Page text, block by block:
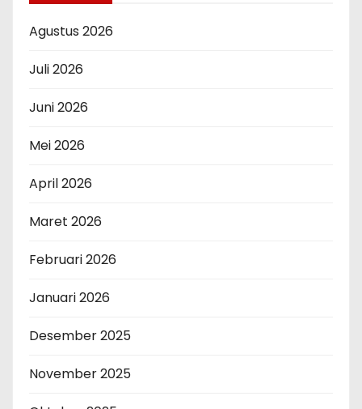
Agustus 2026
Juli 2026
Juni 2026
Mei 2026
April 2026
Maret 2026
Februari 2026
Januari 2026
Desember 2025
November 2025